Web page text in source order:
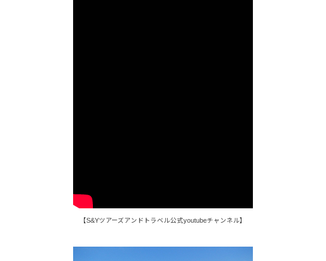
【S&Yツアーズアンドトラベル公式youtubeチャンネル】